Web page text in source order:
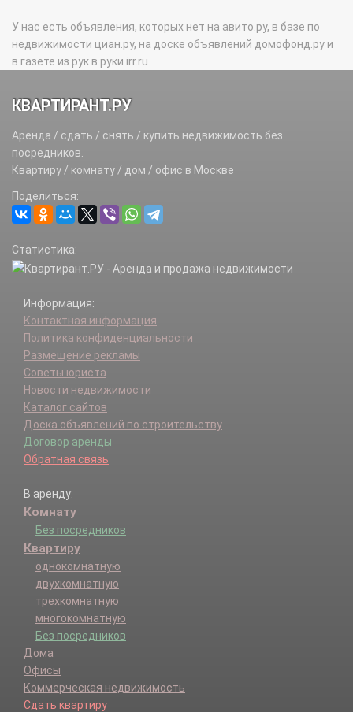
У нас есть объявления, которых нет на авито.ру, в базе по
недвижимости циан.ру, на доске объявлений домофонд.ру и
в газете из рук в руки irr.ru
КВАРТИРАНТ.РУ
Аренда / сдать / снять / купить недвижимость без
посредников.
Квартиру / комнату / дом / офис в Москве
Поделиться:
Статистика:
Информация:
Контактная информация
Политика конфиденциальности
Размещение рекламы
Советы юриста
Новости недвижимости
Каталог сайтов
Доска объявлений по строительству
Договор аренды
Обратная связь
В аренду:
Комнату
Без посредников
Квартиру
однокомнатную
двухкомнатную
трехкомнатную
многокомнатную
Без посредников
Дома
Офисы
Коммерческая недвижимость
Сдать квартиру